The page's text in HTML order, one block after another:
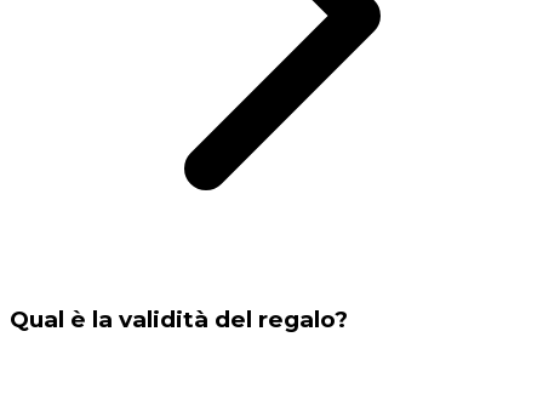
Qual è la validità del regalo?